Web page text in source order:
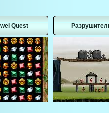
Quest